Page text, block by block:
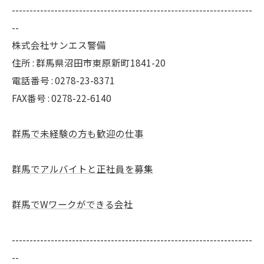
--------------------------------------------------------------------
--
株式会社サンエス警備
住所 : 群馬県沼田市東原新町1841-20
電話番号 : 0278-23-8371
FAX番号 : 0278-22-6140
群馬で未経験の方も歓迎の仕事
群馬でアルバイトと正社員を募集
群馬でWワークができる会社
--------------------------------------------------------------------
--